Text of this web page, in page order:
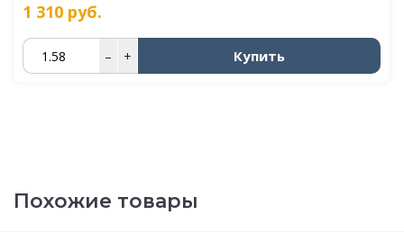
1 310 руб.
– + Купить
Похожие товары